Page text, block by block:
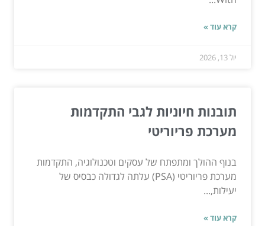
קרא עוד »
יול 13, 2026
תובנות חיוניות לגבי התקדמות
מערכת פריוריטי
בנוף ההולך ומתפתח של עסקים וטכנולוגיה, התקדמות
מערכת פריוריטי (PSA) עלתה לגדולה כבסיס של
יעילות,...
קרא עוד »